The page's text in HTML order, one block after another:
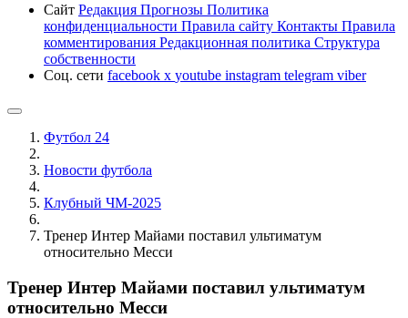
Сайт Редакция Прогнозы Политика
конфиденциальности Правила сайту Контакты Правила
комментирования Редакционная политика Структура
собственности
Соц. сети facebook x youtube instagram telegram viber
Футбол 24
Новости футбола
Клубный ЧМ-2025
Тренер Интер Майами поставил ультиматум
относительно Месси
Тренер Интер Майами поставил ультиматум
относительно Месси